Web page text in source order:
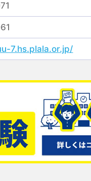
7.hs.plala.or.jp/